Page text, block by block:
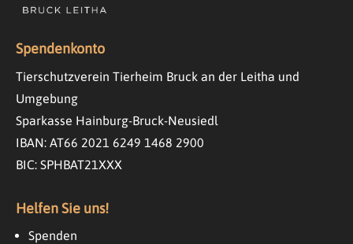
Spendenkonto
Tierschutzverein Tierheim Bruck an der Leitha und
Umgebung
Sparkasse Hainburg-Bruck-Neusiedl
IBAN: AT66 2021 6249 1468 2900
BIC: SPHBAT21XXX
Helfen Sie uns!
Spenden